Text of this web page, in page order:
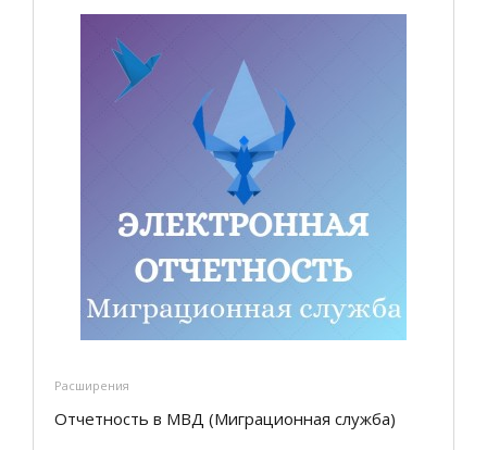
Расширения
Отчетность в МВД (Миграционная служба)